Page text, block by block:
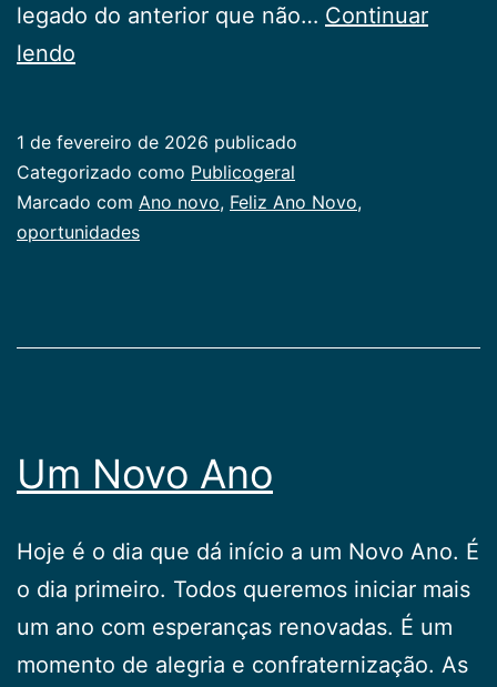
legado do anterior que não… Continuar
lendo
Novo
de
oportunidades
1 de fevereiro de 2026 publicado
Categorizado como Publicogeral
Marcado com Ano novo, Feliz Ano Novo,
oportunidades
Um Novo Ano
Hoje é o dia que dá início a um Novo Ano. É
o dia primeiro. Todos queremos iniciar mais
um ano com esperanças renovadas. É um
momento de alegria e confraternização. As